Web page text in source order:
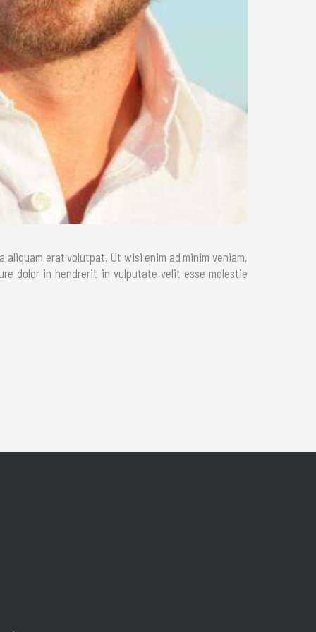
erat volutpat. Ut wisi enim ad minim veniam,
dolor in hendrerit in vulputate velit esse molestie